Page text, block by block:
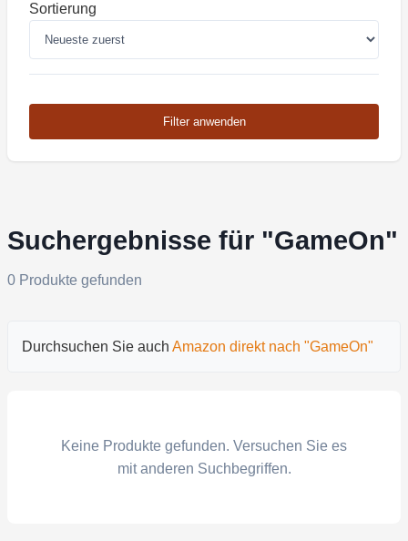
Sortierung
Filter anwenden
Suchergebnisse für "GameOn"
0 Produkte gefunden
Durchsuchen Sie auch Amazon direkt nach "GameOn"
Keine Produkte gefunden. Versuchen Sie es
mit anderen Suchbegriffen.